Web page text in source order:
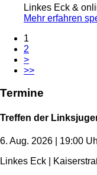
Linkes Eck &
Mehr erfahren
1
2
>
>>
Termine
Treffen der
6. Aug. 2026 | 19:00
Linkes Eck |